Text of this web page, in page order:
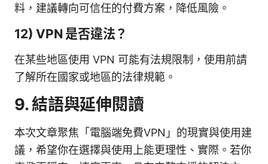
料，建議轉向可信任的付費方案，降低風險。
12) VPN 是否違法？
在某些地區使用 VPN 可能有法規限制，使用前請
了解所在國家或地區的法律規範。
9. 結語與延伸閱讀
本次文章聚焦「電腦端免費VPN」的現實與使用建
議，希望你在選擇與使用上能更理性、實際。若你